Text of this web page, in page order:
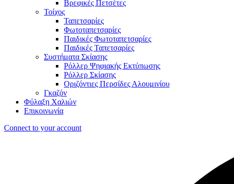
Βρεφικές Πετσέτες
Τοίχος
Ταπετσαρίες
Φωτοταπετσαρίες
Παιδικές Φωτοταπετσαρίες
Παιδικές Ταπετσαρίες
Συστήματα Σκίασης
Ρόλλερ Ψηφιακής Εκτύπωσης
Ρόλλερ Σκίασης
Οριζόντιες Περσίδες Αλουμινίου
Γκαζόν
Φύλαξη Χαλιών
Επικοινωνία
Connect to your account